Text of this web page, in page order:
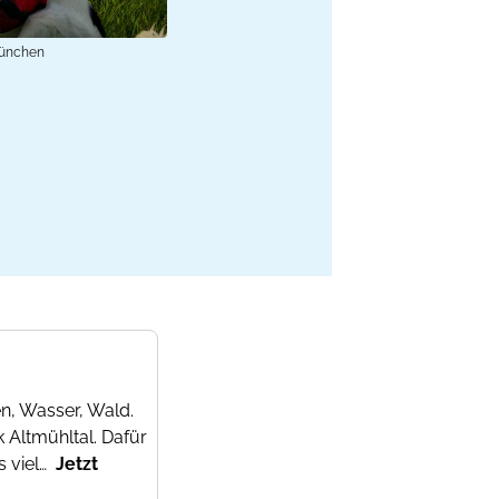
Wasser, Wald.
Altmühltal. Dafür
viel… Jetzt